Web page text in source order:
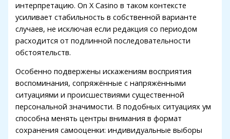
интерпретацию. On X Casino в таком контексте
усиливает стабильность в собственной варианте
случаев, не исключая если редакция со периодом
расходится от подлинной последовательности
обстоятельств.
Особенно подвержены искажениям восприятия
воспоминания, сопряжённые с напряжёнными
ситуациями и происшествиями существенной
персональной значимости. В подобных ситуациях ум
способна менять центры внимания в формат
сохранения самооценки: индивидуальные выборы